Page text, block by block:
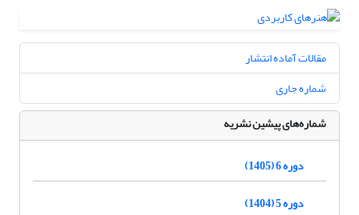
مقالات آماده انتشار
شماره جاری
شماره‌های پیشین نشریه
دوره 6 (1405)
دوره 5 (1404)